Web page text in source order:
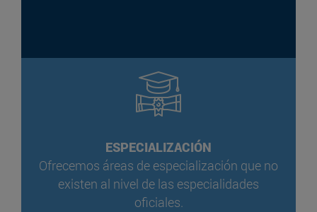
ESPECIALIZACIÓN
Ofrecemos áreas de especialización que no
existen al nivel de las especialidades
oficiales.